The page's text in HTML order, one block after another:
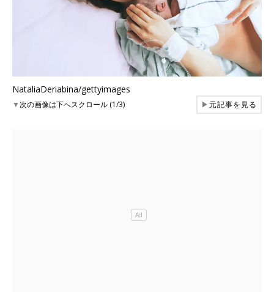
NataliaDeriabina/gettyimages
▼次の画像は下へスクロール (1/3) ▶元記事を見る